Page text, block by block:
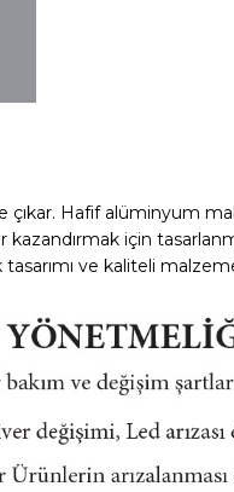
Hafif alüminyum
için
ve kaliteli